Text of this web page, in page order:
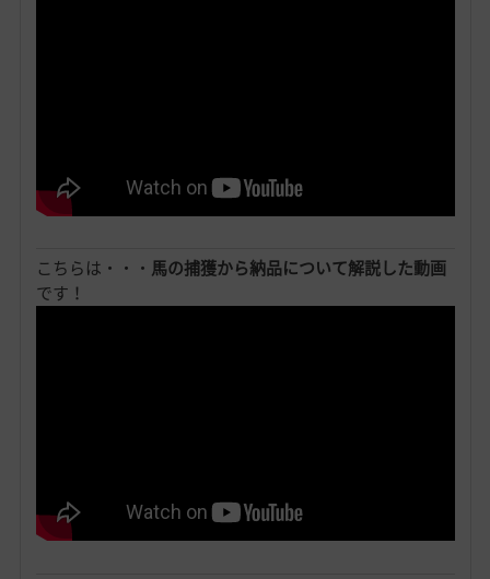
こちらは・・・ 馬の捕獲から納品について解説した動画
です！